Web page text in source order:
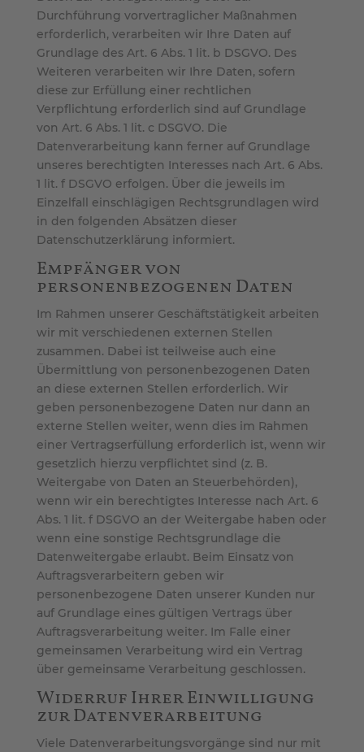
Durchführung vorvertraglicher Maßnahmen
erforderlich, verarbeiten wir Ihre Daten auf
Grundlage des Art. 6 Abs. 1 lit. b DSGVO. Des
Weiteren verarbeiten wir Ihre Daten, sofern
diese zur Erfüllung einer rechtlichen
Verpflichtung erforderlich sind auf Grundlage
von Art. 6 Abs. 1 lit. c DSGVO. Die
Datenverarbeitung kann ferner auf Grundlage
unseres berechtigten Interesses nach Art. 6 Abs.
1 lit. f DSGVO erfolgen. Über die jeweils im
Einzelfall einschlägigen Rechtsgrundlagen wird
in den folgenden Absätzen dieser
Datenschutzerklärung informiert.
Empfänger von
personenbezogenen Daten
Im Rahmen unserer Geschäftstätigkeit arbeiten
wir mit verschiedenen externen Stellen
zusammen. Dabei ist teilweise auch eine
Übermittlung von personenbezogenen Daten
an diese externen Stellen erforderlich. Wir
geben personenbezogene Daten nur dann an
externe Stellen weiter, wenn dies im Rahmen
einer Vertragserfüllung erforderlich ist, wenn wir
gesetzlich hierzu verpflichtet sind (z. B.
Weitergabe von Daten an Steuerbehörden),
wenn wir ein berechtigtes Interesse nach Art. 6
Abs. 1 lit. f DSGVO an der Weitergabe haben oder
wenn eine sonstige Rechtsgrundlage die
Datenweitergabe erlaubt. Beim Einsatz von
Auftragsverarbeitern geben wir
personenbezogene Daten unserer Kunden nur
auf Grundlage eines gültigen Vertrags über
Auftragsverarbeitung weiter. Im Falle einer
gemeinsamen Verarbeitung wird ein Vertrag
über gemeinsame Verarbeitung geschlossen.
Widerruf Ihrer Einwilligung
zur Datenverarbeitung
Viele Datenverarbeitungsvorgänge sind nur mit